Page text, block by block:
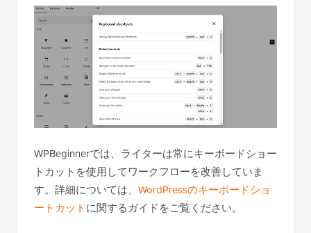
WPBeginnerでは、ライターは常にキーボードショー
トカットを使用してワークフローを改善していま
す。詳細については、 WordPressのキーボードショ
ートカットに関するガイドをご覧ください。